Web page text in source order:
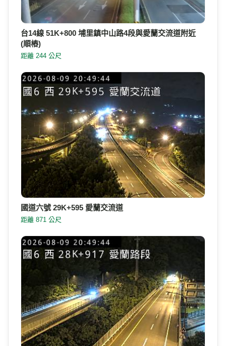
台14線 51K+800 埔里鎮中山路4段與愛蘭交流道附近
(順樁)
距離 244 公尺
國道六號 29K+595 愛蘭交流道
距離 871 公尺